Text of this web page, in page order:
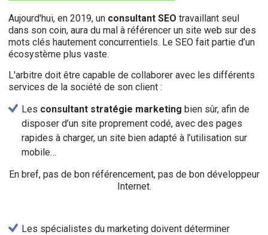
Aujourd'hui, en 2019, un consultant SEOtravaillant seul
dans son coin, aura du mal à référencer un site web sur des
mots clés hautement concurrentiels. Le SEO fait partie d’un
écosystème plus vaste.
L'arbitre doit être capable de collaborer avec les différents
services de la société de son client :
Les consultant stratégie marketing bien sûr, afin de
disposer d’un site proprement codé, avec des pages
rapides à charger, un site bien adapté à l’utilisation sur
mobile…
En bref, pas de bon référencement, pas de bon développeur
Internet.
Les spécialistes du marketing doivent déterminer